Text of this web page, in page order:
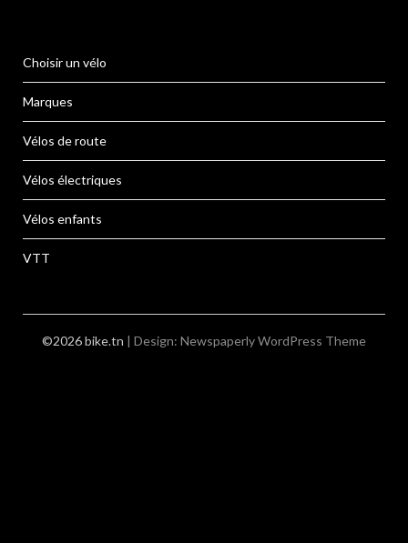
Choisir un vélo
Marques
Vélos de route
Vélos électriques
Vélos enfants
VTT
©2026 bike.tn | Design: Newspaperly WordPress Theme